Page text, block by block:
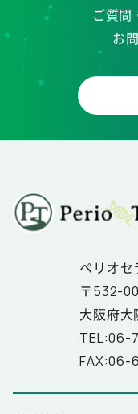
ご質問
お
ペリオセ
〒532-
大阪府大
TEL:06-
FAX:06-